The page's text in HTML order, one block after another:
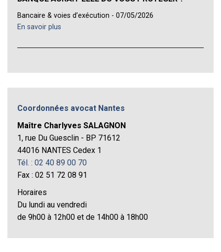
Bancaire & voies d’exécution - 07/05/2026
En savoir plus
Coordonnées avocat Nantes
Maître Charlyves SALAGNON
1, rue Du Guesclin - BP 71612
44016 NANTES Cedex 1
Tél. : 02 40 89 00 70
Fax : 02 51 72 08 91
Horaires
Du lundi au vendredi
de 9h00 à 12h00 et de 14h00 à 18h00